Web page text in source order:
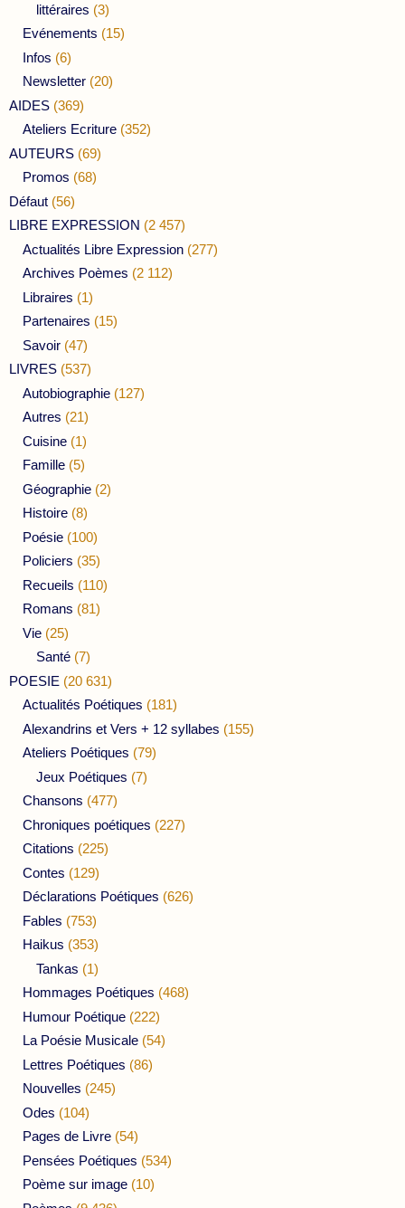
littéraires (3)
Evénements (15)
Infos (6)
Newsletter (20)
AIDES (369)
Ateliers Ecriture (352)
AUTEURS (69)
Promos (68)
Défaut (56)
LIBRE EXPRESSION (2 457)
Actualités Libre Expression (277)
Archives Poèmes (2 112)
Libraires (1)
Partenaires (15)
Savoir (47)
LIVRES (537)
Autobiographie (127)
Autres (21)
Cuisine (1)
Famille (5)
Géographie (2)
Histoire (8)
Poésie (100)
Policiers (35)
Recueils (110)
Romans (81)
Vie (25)
Santé (7)
POESIE (20 631)
Actualités Poétiques (181)
Alexandrins et Vers + 12 syllabes (155)
Ateliers Poétiques (79)
Jeux Poétiques (7)
Chansons (477)
Chroniques poétiques (227)
Citations (225)
Contes (129)
Déclarations Poétiques (626)
Fables (753)
Haikus (353)
Tankas (1)
Hommages Poétiques (468)
Humour Poétique (222)
La Poésie Musicale (54)
Lettres Poétiques (86)
Nouvelles (245)
Odes (104)
Pages de Livre (54)
Pensées Poétiques (534)
Poème sur image (10)